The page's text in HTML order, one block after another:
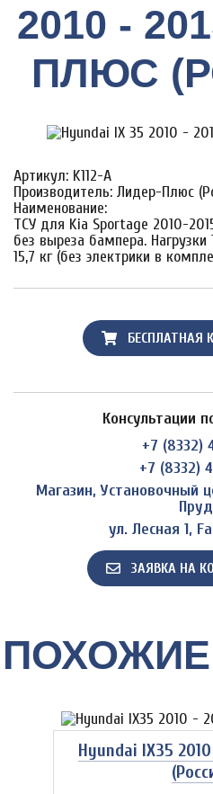
2010 -
ПЛЮС
Артикул: K112-A
Производитель: Лидер-Плюс
Наименование:
ТСУ для Kia Sportage 2010-
без выреза бампера.
15,7 кг (без электрики в
БЕСПЛАТНАЯ
Консультации
+7 (8332)
+7 (8332)
Магазин, Установочный
ул. Лесная 1,
ЗАЯВКА НА
Hyundai IX35